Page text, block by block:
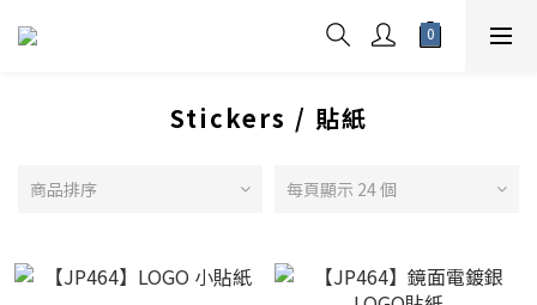
Stickers / 貼紙
商品排序 每頁顯示 24 個